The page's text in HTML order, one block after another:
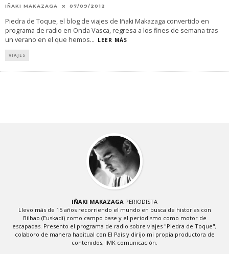
IÑAKI MAKAZAGA 07/09/2012
Piedra de Toque, el blog de viajes de Iñaki Makazaga convertido en
programa de radio en Onda Vasca, regresa a los fines de semana tras
un verano en el que hemos... LEER MÁS
VIAJES
IÑAKI MAKAZAGA PERIODISTA
Llevo más de 15 años recorriendo el mundo en busca de historias con
Bilbao (Euskadi) como campo base y el periodismo como motor de
escapadas. Presento el programa de radio sobre viajes "Piedra de Toque",
colaboro de manera habitual con El País y dirijo mi propia productora de
contenidos, IMK comunicación.